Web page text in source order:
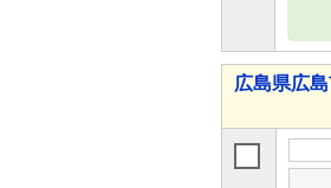
広島県広